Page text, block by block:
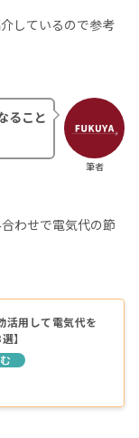
しているので参考
筆者
ること
わせで電気代の節
活用して電気代を
】